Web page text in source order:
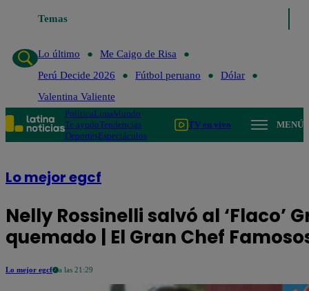
Temas
Lo último
Me Caigo de Risa
Perú Decide 2026
Fútbol peruano
Dólar
Valentina Valiente
PolíticaLimaMundo
Te ayudoTendencias
DeportesEspectáculos
TV en vivo MENÚ
Lo mejor egcf
Nelly Rossinelli salvó al ‘Flaco’
quemado | El Gran Chef
Lo mejor egcf a las 21:29